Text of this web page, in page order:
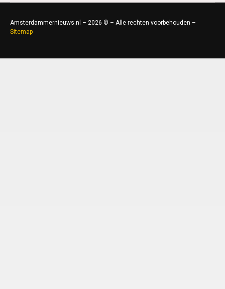
Amsterdammernieuws.nl – 2026 © – Alle rechten voorbehouden –
Sitemap